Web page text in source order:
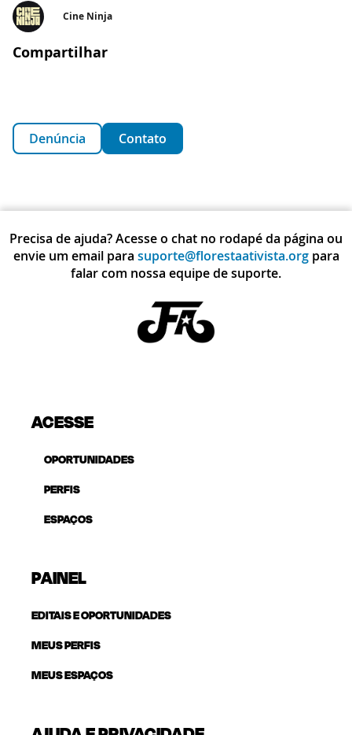
Cine Ninja
Compartilhar
Denúncia Contato
Precisa de ajuda? Acesse o chat no rodapé da página ou
envie um email para suporte@florestaativista.orgpara
falar com nossa equipe de suporte.
ACESSE
OPORTUNIDADES
PERFIS
ESPAÇOS
PAINEL
EDITAIS E OPORTUNIDADES
MEUS PERFIS
MEUS ESPAÇOS